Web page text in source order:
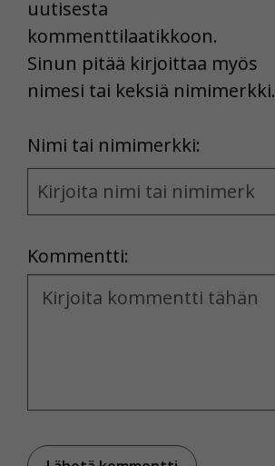
uutisesta
kommenttilaatikkoon.
Sinun pitää kirjoittaa myös
nimesi tai keksiä nimimerkki.
Nimi tai nimimerkki:
Name
and
Kommentti:
Kommentti